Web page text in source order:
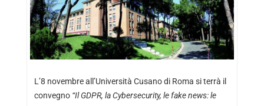
L’8 novembre all’Università Cusano di Roma si terrà il
convegno “Il GDPR, la Cybersecurity, le fake news: le